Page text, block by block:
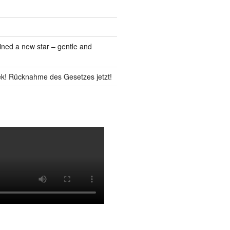
a new star – gentle and
Rücknahme des Gesetzes jetzt!